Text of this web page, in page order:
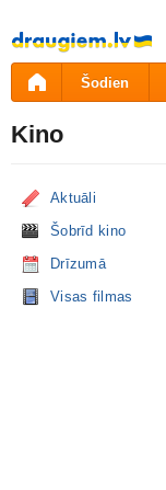
Pāriet
uz
saturu
Šodien
Kino
Aktuāli
Šobrīd kino
Drīzumā
Visas filmas